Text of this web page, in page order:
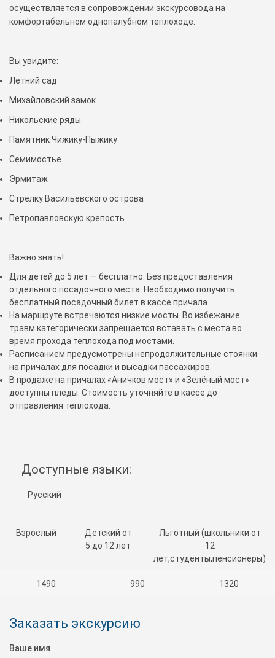
осуществляется в сопровождении экскурсовода на
комфортабельном однопалубном теплоходе.
Вы увидите:
Летний сад
Михайловский замок
Никольские ряды
Памятник Чижику-Пыжику
Семимостье
Эрмитаж
Стрелку Васильевского острова
Петропавловскую крепость
Важно знать!
Для детей до 5 лет — бесплатно. Без предоставления
отдельного посадочного места. Необходимо получить
бесплатный посадочный билет в кассе причала.
На маршруте встречаются низкие мосты. Во избежание
травм категорически запрещается вставать с места во
время прохода теплохода под мостами.
Расписанием предусмотрены непродолжительные стоянки
на причалах для посадки и высадки пассажиров.
В продаже на причалах «Аничков мост» и «Зелёный мост»
доступны пледы. Стоимость уточняйте в кассе до
отправления теплохода.
Доступные языки:
Русский
Взрослый
Детский от
5 до 12 лет
Льготный (школьники от
12
лет,студенты,пенсионеры)
1490 990 1320
Заказать экскурсию
Ваше имя